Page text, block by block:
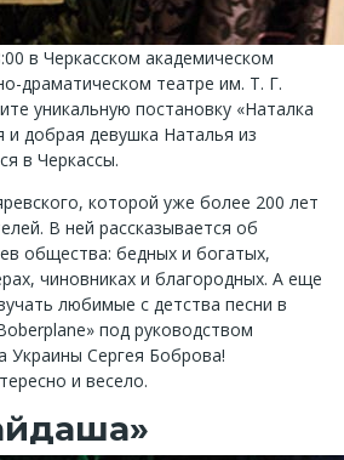
в Черкасском академическом
драматическом театре им. Т. Г.
уникальную постановку «Наталка
и добрая девушка Наталья из
в Черкассы.
которой уже более 200 лет
В ней рассказывается об
общества: бедных и богатых,
чиновниках и благородных. А еще
любимые с детства песни в
под руководством
Украины Сергея Боброва!
и весело.